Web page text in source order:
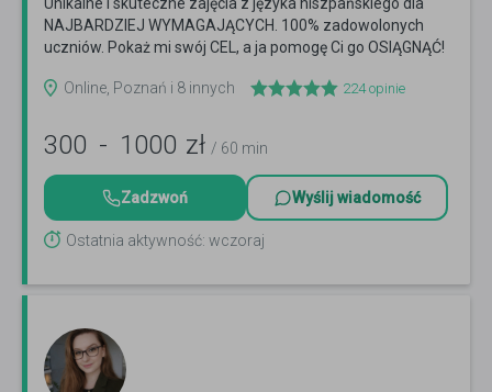
Unikalne i skuteczne zajęcia z języka hiszpańskiego dla
NAJBARDZIEJ WYMAGAJĄCYCH. 100% zadowolonych
uczniów. Pokaż mi swój CEL, a ja pomogę Ci go OSIĄGNĄĆ!
Online, Poznań i 8 innych
224opinie
300 - 1000 zł / 60 min
Zadzwoń Wyślij wiadomość
Ostatnia aktywność: wczoraj